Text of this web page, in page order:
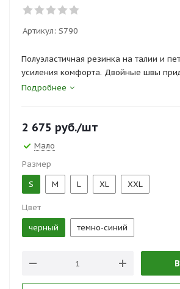
Артикул: S790
Полуэластичная резинка на талии и
усиления комфорта. Двойные швы
красоту и практичность. Два задних
личности.
Подробнее
2 675 руб./шт
Мало
Размер
S
M L XL XXL
Цвет
черный
темно-синий